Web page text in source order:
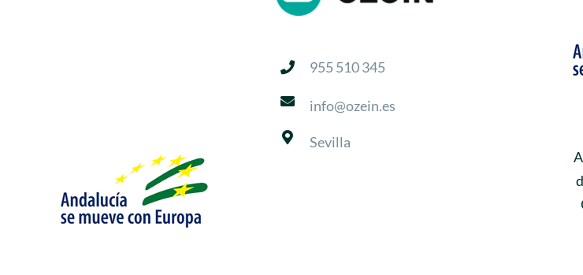
955 510 345
info@ozein.es
Sevilla